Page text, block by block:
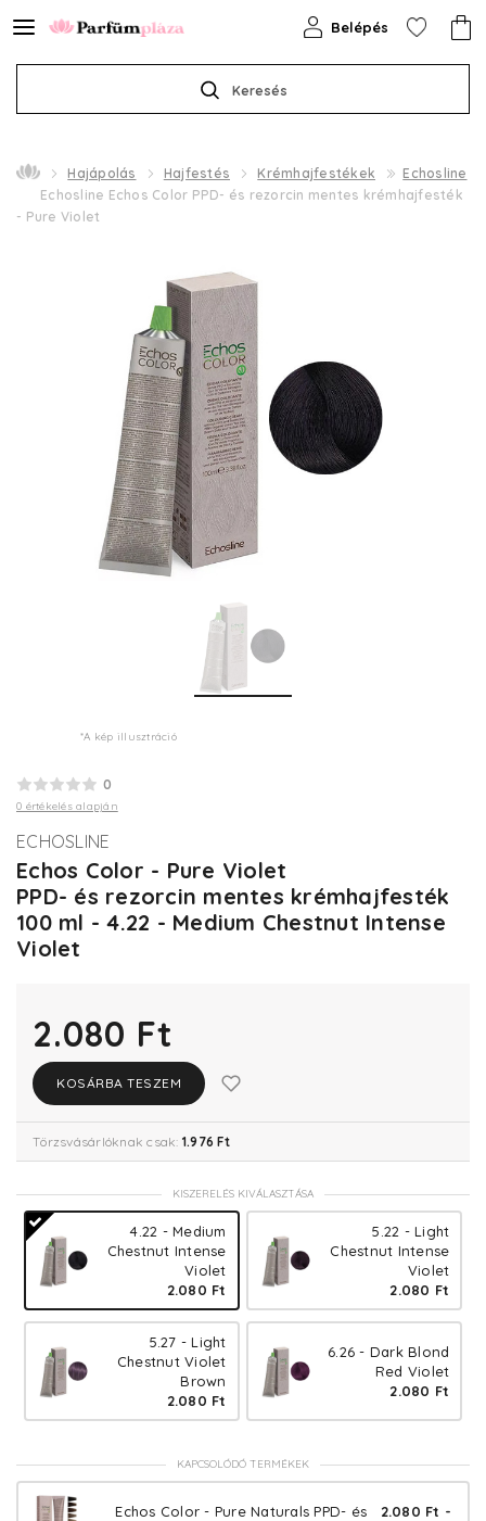
Keresés
Belépés
Hajápolás Hajfestés Krémhajfestékek
Echosline
Echosline Echos Color PPD- és rezorcin mentes krémhajfesték
- Pure Violet
*A kép illusztráció
0
0 értékelés alapján
ECHOSLINE
Echos Color - Pure Violet
PPD- és rezorcin mentes krémhajfesték
100 ml - 4.22 - Medium Chestnut Intense
Violet
2.080 Ft
KOSÁRBA TESZEM
Törzsvásárlóknak csak: 1.976 Ft
KISZERELÉS KIVÁLASZTÁSA
4.22 - Medium
Chestnut Intense
Violet
2.080 Ft
5.22 - Light
Chestnut Intense
Violet
2.080 Ft
5.27 - Light
Chestnut Violet
Brown
2.080 Ft
6.26 - Dark Blond
Red Violet
2.080 Ft
KAPCSOLÓDÓ TERMÉKEK
Echos Color - Pure Naturals PPD- és
2.080 Ft -